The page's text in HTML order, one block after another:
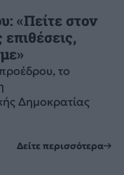
«Πείτε στον
το
Δημοκρατίας
Δείτε περισσότερα